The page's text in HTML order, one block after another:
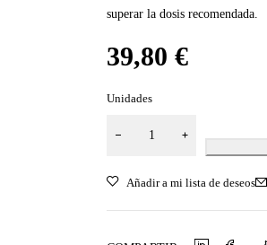
superar la dosis recomendada.
39,80€
Unidades